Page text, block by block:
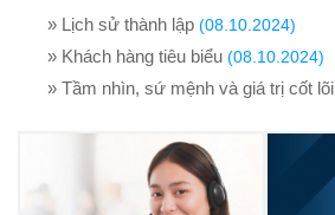
» Lịch sử thành lập (08.10.2024)
» Khách hàng tiêu biểu (08.10.2024)
» Tầm nhìn, sứ mệnh và giá trị cốt lõi